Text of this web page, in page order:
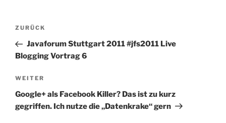
Beitragsnavigation
Vorheriger
Beitrag
ZURÜCK
Javaforum Stuttgart 2011 #jfs2011 Live
Blogging Vortrag 6
Nächster
Beitrag
WEITER
Google+ als Facebook Killer? Das ist zu kurz
gegriffen. Ich nutze die „Datenkrake“ gern